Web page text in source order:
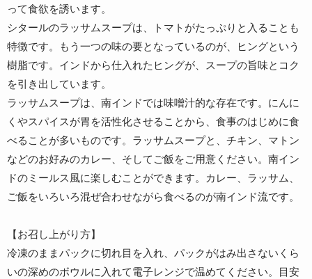
って食欲を誘います。
シタールのラッサムスープは、トマトがたっぷりと入ることも
特徴です。もう一つの味の要となっているのが、ヒングという
樹脂です。インドから仕入れたヒングが、スープの旨味とコク
を引き出しています。
ラッサムスープは、南インドでは味噌汁的な存在です。にんに
くやスパイスが胃を活性化させることから、食事のはじめに食
べることが多いものです。ラッサムスープと、チキン、マトン
などのお好みのカレー、そしてご飯をご用意ください。南イン
ドのミールス風に楽しむことができます。カレー、ラッサム、
ご飯をいろいろ混ぜ合わせながら食べるのが南インド流です。
【お召し上がり方】
冷凍のままパックに切れ目を入れ、パックがはみ出さないくら
いの深めのボウルに入れて電子レンジで温めてください。目安